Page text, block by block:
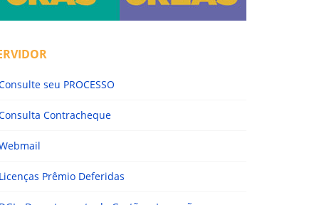
seu PROCESSO
Contracheque
Prêmio Deferidas